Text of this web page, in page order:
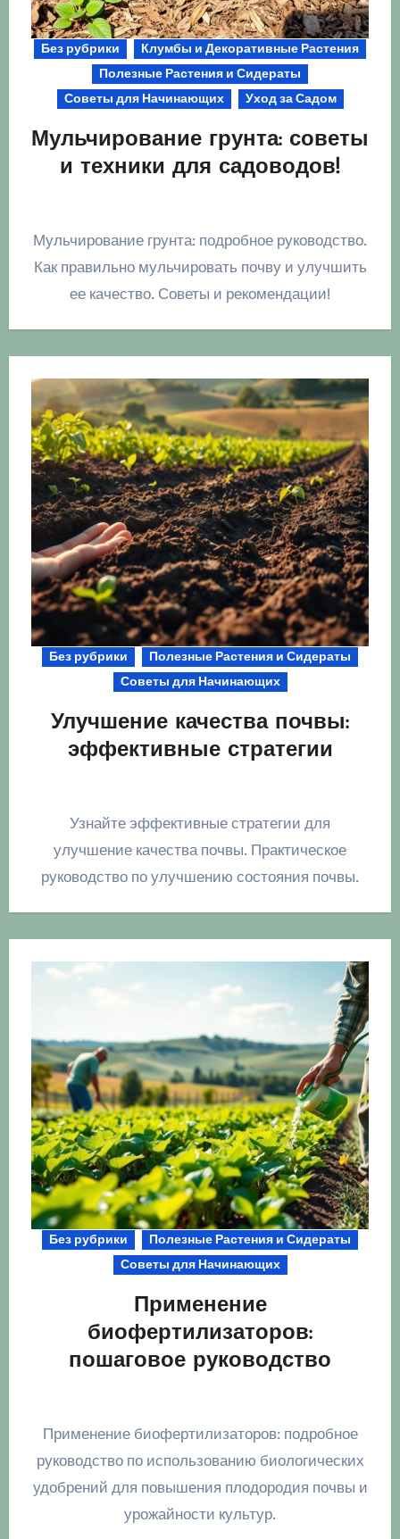
Без рубрики
Клумбы и Декоративные Растения
Полезные Растения и Сидераты
Советы для Начинающих
Уход за Садом
Мульчирование грунта: советы
и техники для садоводов!
Мульчирование грунта: подробное руководство.
Как правильно мульчировать почву и улучшить
ее качество. Советы и рекомендации!
Без рубрики
Полезные Растения и Сидераты
Советы для Начинающих
Улучшение качества почвы:
эффективные стратегии
Узнайте эффективные стратегии для
улучшение качества почвы. Практическое
руководство по улучшению состояния почвы.
Без рубрики
Полезные Растения и Сидераты
Советы для Начинающих
Применение
биофертилизаторов:
пошаговое руководство
Применение биофертилизаторов: подробное
руководство по использованию биологических
удобрений для повышения плодородия почвы и
урожайности культур.